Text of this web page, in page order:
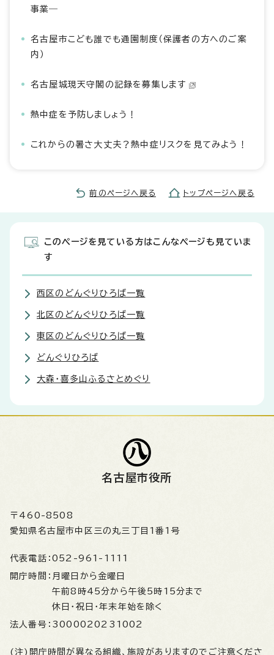
事業―
名古屋市こども誰でも通園制度（保護者の方へのご案
内）
名古屋城現天守閣の記録を募集します
熱中症を予防しましょう！
これからの暑さ大丈夫？熱中症リスクを見てみよう！
前のページへ戻る トップページへ戻る
このページを見ている方はこんなページも見ていま
す
西区のどんぐりひろば一覧
北区のどんぐりひろば一覧
東区のどんぐりひろば一覧
どんぐりひろば
大森・喜多山ふるさとめぐり
名古屋市役所
〒460-8508
愛知県名古屋市中区三の丸三丁目1番1号
代表電話： 052-961-1111
開庁時間： 月曜日から金曜日
午前8時45分から午後5時15分まで
休日・祝日・年末年始を除く
法人番号： 3000020231002
(注)開庁時間が異なる組織、施設がありますのでご注意くださ